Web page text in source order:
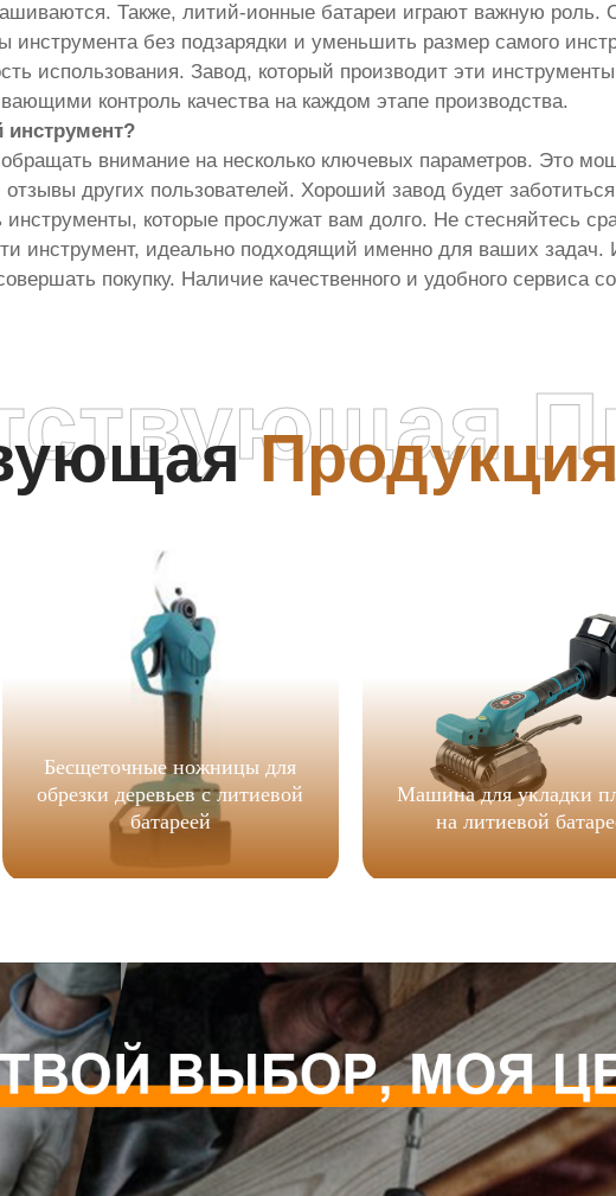
Также, литий-ионные батареи играют важную роль.
инструмента без подзарядки и уменьшить размер самого
использования. Завод, который производит эти
контроль качества на каждом этапе производства.
внимание на несколько ключевых параметров. Это
других пользователей. Хороший завод будет
которые прослужат вам долго. Не стесняйтесь
инструмент, идеально подходящий именно для ваших
покупку. Наличие качественного и удобного сервиса
Бесщеточные ножницы для
обрезки деревьев с литиевой
батареей
Машина для укладки
на литиевой